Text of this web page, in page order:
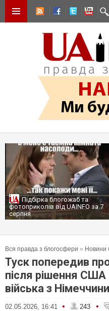
Підбірка блогожаб та
фотоприколів від UAINFO за 7
серпня
Вся правда з блогосфери » Новини
Туск попередив
після рішення США
війська з Німеччини
02.05.2026, 16:41 • 243 •